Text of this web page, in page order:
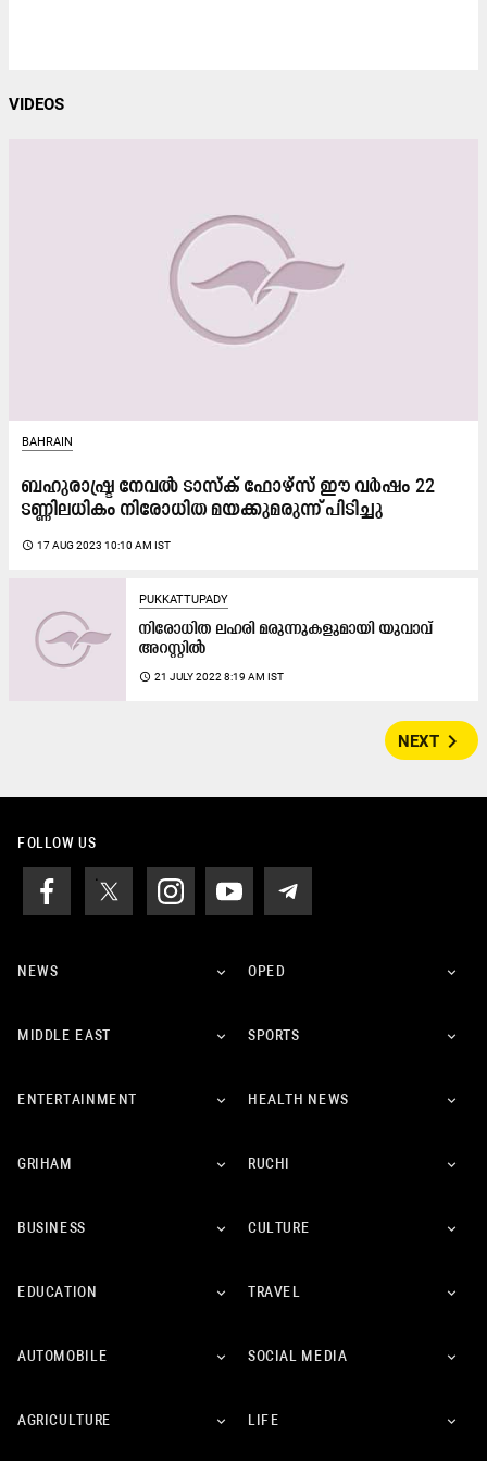
VIDEOS
BAHRAIN
ബഹുരാഷ്ട്ര നേവൽ ടാസ്‌ക് ഫോഴ്‌സ് ഈ വർഷം 22
ടണ്ണിലധികം നിരോധിത മയക്കുമരുന്ന് പിടിച്ചു
access_time 17 AUG 2023 10:10 AM IST
PUKKATTUPADY
നിരോധിത ലഹരി മരുന്നുകളുമായി യുവാവ്
അറസ്റ്റിൽ
access_time 21 JULY 2022 8:19 AM IST
NEXT navigate_next
FOLLOW US
NEWS OPED
MIDDLE EAST SPORTS
ENTERTAINMENT HEALTH NEWS
GRIHAM RUCHI
BUSINESS CULTURE
EDUCATION TRAVEL
AUTOMOBILE SOCIAL MEDIA
AGRICULTURE LIFE